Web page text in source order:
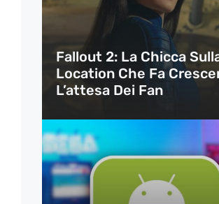
Fallout 2: La Chicca
Location Che Fa
L’attesa Dei Fan